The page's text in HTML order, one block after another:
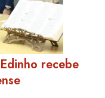
recebe